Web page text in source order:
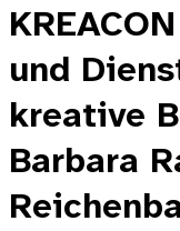
und
kreative
Barbara